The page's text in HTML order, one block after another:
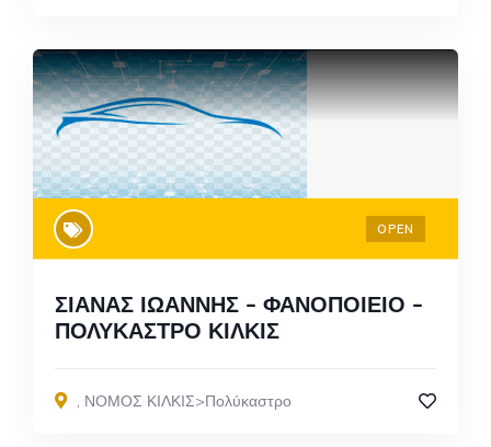
OPEN
ΣΙΑΝΑΣ ΙΩΑΝΝΗΣ – ΦΑΝΟΠΟΙΕΙΟ –
ΠΟΛΥΚΑΣΤΡΟ ΚΙΛΚΙΣ
ΝΟΜΟΣ ΚΙΛΚΙΣ>Πολύκαστρο